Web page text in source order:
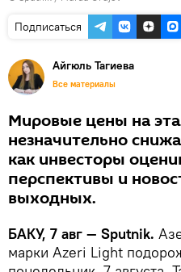
Подписаться
Айгюль Тагиева
Все материалы
Мировые цены на
незначительно
как инвесторы
перспективы и
выходных.
БАКУ, 7 авг — Sputnik.
марки Azeri Light